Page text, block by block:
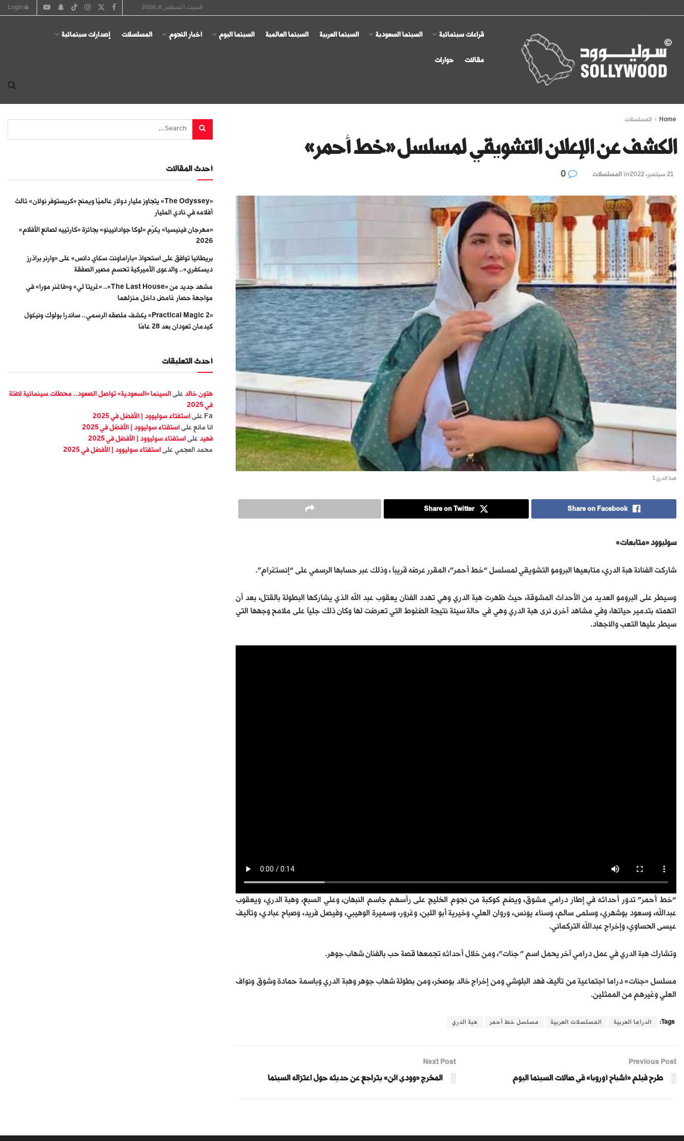
السبت, أغسطس 8, 2026
قراءات سينمائية السينما السعودية السينما العربية السينما العالمية السينما اليوم أخبار النجوم المسلسلات إصدارات سينمائية
مقالات حوارات
Home المسلسلات
الكشف عن الإعلان التشويقي لمسلسل «خط أحمر»
21 سبتمبر، 2022 in المسلسلات
هبة الدري 1
Share on Facebook
Share on Twitter
سوليوود «متابعات»
شاركت الفنانة هبة الدري، متابعيها البرومو التشويقي لمسلسل “خط أحمر”، المقرر عرضه قريباً ، وذلك عبر حسابها الرسمي على “إنستغرام”.
وسيطر على البرومو العديد من الأحداث المشوقة، حيث ظهرت هبة الدري وهي تهدد الفنان يعقوب عبد الله الذي يشاركها البطولة بالقتل، بعد أن
اتهمته بتدمير حياتها، وفي مشاهد آخرى نرى هبة الدري وهي في حالة سيئة نتيجة الضغوط التي تعرضت لها وكان ذلك جلياً على ملامح وجهها التي
سيطر عليها التعب والاجهاد.
“خط أحمر” تدور أحداثه في إطار درامي مشوق، ويضم كوكبة من نجوم الخليج على رأسهم جاسم النبهان، وعلي السبع، وهبة الدري، ويعقوب
عبدالله، وسعود بوشهري، وسلمى سالم، وسناء يونس، وروان العلي، وخيرية أبو اللبن، وغرور، وسميرة الوهيبي، وفيصل فريد، وصباح عبادي، وتأليف
عيسى الحساوي، وإخراج عبدالله التركماني.
وتشارك هبة الدري في عمل درامي آخر يحمل اسم ” جنات”، ومن خلال أحداثه تجمعها قصة حب بالفنان شهاب جوهر.
مسلسل «جنات» دراما اجتماعية من تأليف فهد البلوشي ومن إخراج خالد بوصخر، ومن بطولة شهاب جوهر وهبة الدري وباسمة حمادة وشوق ونواف
العلي وغيرهم من الممثلين.
Tags: الدراما العربية المسلسلات العربية مسلسل خط أحمر هبة الدري
Previous Post
طرح فيلم «أشباح أوروبا» في صالات السينما اليوم
Next Post
المخرج «وودي آلن» يتراجع عن حديثه حول اعتزاله السينما
أحدث المقالات
«The Odyssey» يتجاوز مليار دولار عالميًا ويمنح «كريستوفر نولان» ثالث
أفلامه في نادي المليار
«مهرجان فينيسيا» يكرّم «لوكا جوادانيينو» بجائزة «كارتييه لصانع الأفلام»
2026
بريطانيا توافق على استحواذ «باراماونت سكاي دانس» على «وارنر براذرز
ديسكفري».. والدعوى الأميركية تحسم مصير الصفقة
مشهد جديد من «The Last House».. «غريتا لي» و«فاغنر مورا» في
مواجهة حصار غامض داخل منزلهما
«Practical Magic 2» يكشف ملصقه الرسمي.. ساندرا بولوك ونيكول
كيدمان تعودان بعد 28 عامًا
أحدث التعليقات
هتون خالد على السينما «السعودية» تواصل الصعود.. محطات سينمائية لافتة
في 2025
Fa على استفتاء سوليوود | الأفضل في 2025
انا مانع على استفتاء سوليوود | الأفضل في 2025
فهيد على استفتاء سوليوود | الأفضل في 2025
محمد العجمي على استفتاء سوليوود | الأفضل في 2025